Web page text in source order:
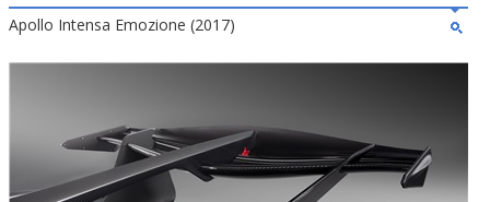
Apollo Intensa Emozione (2017)